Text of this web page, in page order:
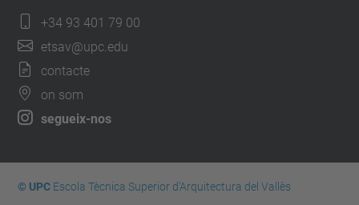
+34 93 401 79 00
etsav@upc.edu
contacte
on som
segueix-nos
© UPCEscola Tècnica Superior d'Arquitectura del Vallès